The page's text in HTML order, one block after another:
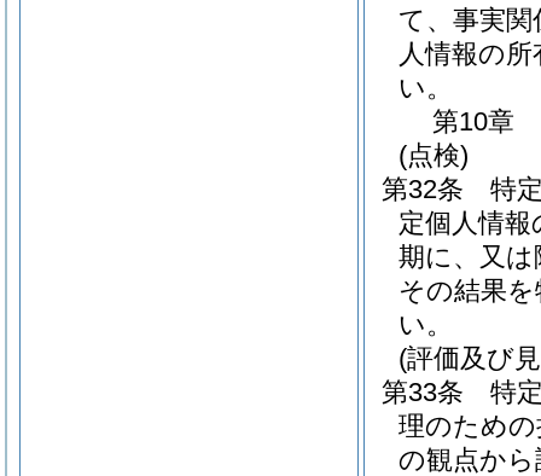
て、事実
人情報の
い。
第10章
(点検)
第32条
特
定個人情
期に、又
その結果
い。
(評価及び
第33条
特
理のため
の観点か